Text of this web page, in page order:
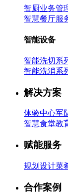
智厨业务管
智慧餐厅服
智能设备
智能洗切系
智能洗消系
解决方案
体验中心军
智慧食堂教
赋能服务
规划设计菜
合作案例